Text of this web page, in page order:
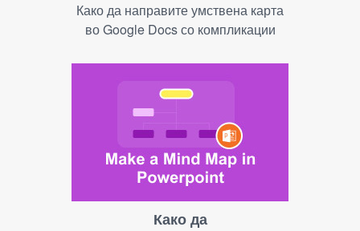
Како да направите умствена карта
во Google Docs со компликации
Како да